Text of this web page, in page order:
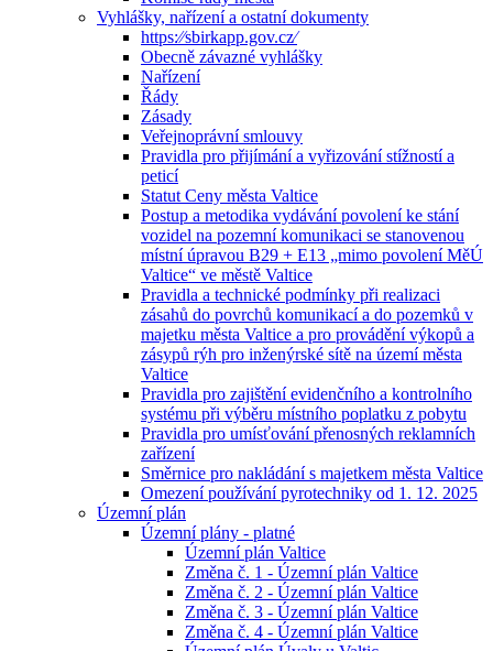
Vyhlášky, nařízení a ostatní dokumenty
https:⁄⁄sbirkapp.gov.cz⁄
Obecně závazné vyhlášky
Nařízení
Řády
Zásady
Veřejnoprávní smlouvy
Pravidla pro přijímání a vyřizování stížností a
peticí
Statut Ceny města Valtice
Postup a metodika vydávání povolení ke stání
vozidel na pozemní komunikaci se stanovenou
místní úpravou B29 + E13 „mimo povolení MěÚ
Valtice“ ve městě Valtice
Pravidla a technické podmínky při realizaci
zásahů do povrchů komunikací a do pozemků v
majetku města Valtice a pro provádění výkopů a
zásypů rýh pro inženýrské sítě na území města
Valtice
Pravidla pro zajištění evidenčního a kontrolního
systému při výběru místního poplatku z pobytu
Pravidla pro umísťování přenosných reklamních
zařízení
Směrnice pro nakládání s majetkem města Valtice
Omezení používání pyrotechniky od 1. 12. 2025
Územní plán
Územní plány - platné
Územní plán Valtice
Změna č. 1 - Územní plán Valtice
Změna č. 2 - Územní plán Valtice
Změna č. 3 - Územní plán Valtice
Změna č. 4 - Územní plán Valtice